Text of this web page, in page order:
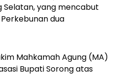
Selatan, yang mencabut
Perkebunan dua
Mahkamah Agung (MA)
Bupati Sorong atas